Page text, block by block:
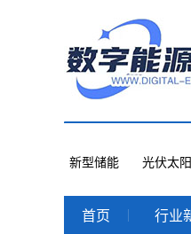
新型储能 光伏太
首页 行业